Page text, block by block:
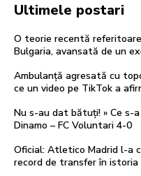
Ultimele postari
O teorie recentă
Bulgaria, avansată de un
Ambulanță agresată cu
ce un video pe TikTok a
Nu s-au dat bătuți! » Ce s-
Dinamo – FC Voluntari 4-0
Oficial: Atletico Madrid l-a
record de transfer în istoria